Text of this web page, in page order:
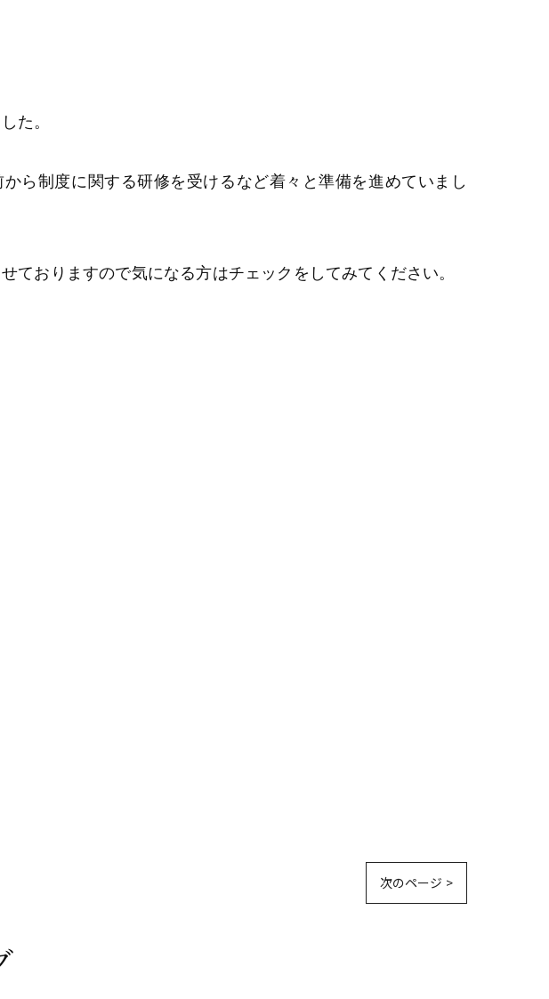
た。
ら制度に関する研修を受けるなど着々と準備を進めていまし
ておりますので気になる方はチェックをしてみてください。
次のページ >